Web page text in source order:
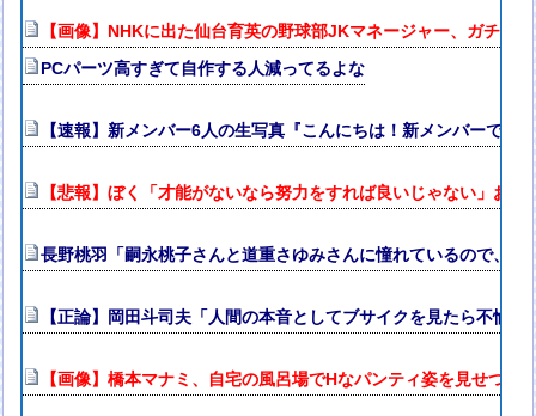
【画像】NHKに出た仙台育英の野球部JKマネージャー、ガチで
PCパーツ高すぎて自作する人減ってるよな
【速報】新メンバー6人の生写真『こんにちは！新メンバーです
【悲報】ぼく「才能がないなら努力をすれば良いじゃない」お
長野桃羽「嗣永桃子さんと道重さゆみさんに憧れているので、
【正論】岡田斗司夫「人間の本音としてブサイクを見たら不愉
【画像】橋本マナミ、自宅の風呂場でHなパンティ姿を見せつけ